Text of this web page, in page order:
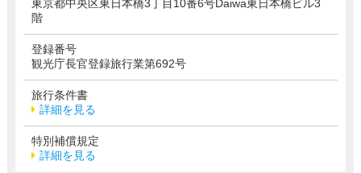
東京都中央区東日本橋3丁目10番6号Daiwa東日本橋ビル3
階
登録番号
観光庁長官登録旅行業第692号
旅行条件書
詳細を見る
特別補償規定
詳細を見る